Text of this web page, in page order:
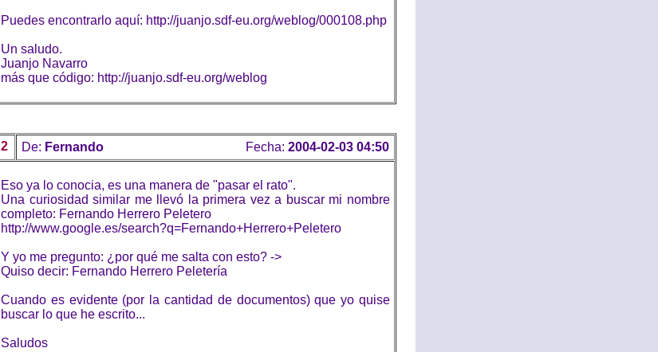
Puedes encontrarlo aquí: http://juanjo.sdf-eu.org/weblog/000108.php
Un saludo.
Juanjo Navarro
más que código: http://juanjo.sdf-eu.org/weblog
2 De: Fernando Fecha: 2004-02-03 04:50
Eso ya lo conocia, es una manera de "pasar el rato".
Una curiosidad similar me llevó la primera vez a buscar mi nombre
completo: Fernando Herrero Peletero
http://www.google.es/search?q=Fernando+Herrero+Peletero
Y yo me pregunto: ¿por qué me salta con esto? ->
Quiso decir: Fernando Herrero Peletería
Cuando es evidente (por la cantidad de documentos) que yo quise
buscar lo que he escrito...
Saludos